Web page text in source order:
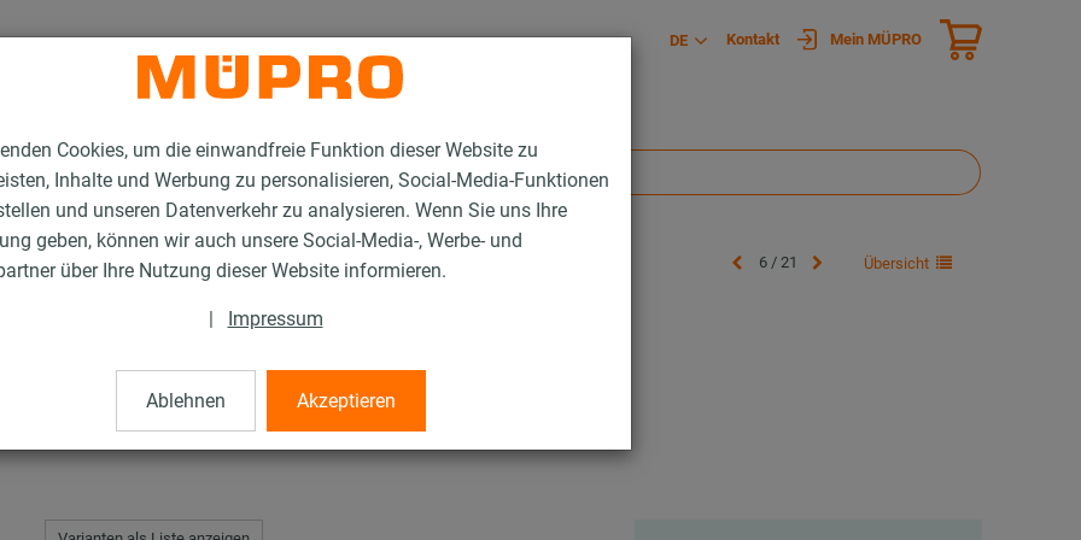
Cookies, um die einwandfreie Funktion dieser Website zu
Inhalte und Werbung zu personalisieren, Social-Media-Funktionen
und unseren Datenverkehr zu analysieren. Wenn Sie uns Ihre
geben, können wir auch unsere Social-Media-, Werbe- und
über Ihre Nutzung dieser Website informieren.
| Impressum
Ablehnen Akzeptieren
DE Kontakt Mein MÜPRO
Montageteile Gewindestifte 6 / 21 Übersicht